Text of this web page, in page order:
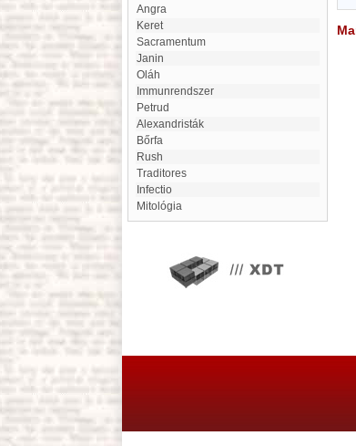
Angra
Keret
Sacramentum
Janin
Oláh
immunrendszer
Petrud
Alexandristák
Bőrfa
Rush
Traditores
Infectio
mitológia